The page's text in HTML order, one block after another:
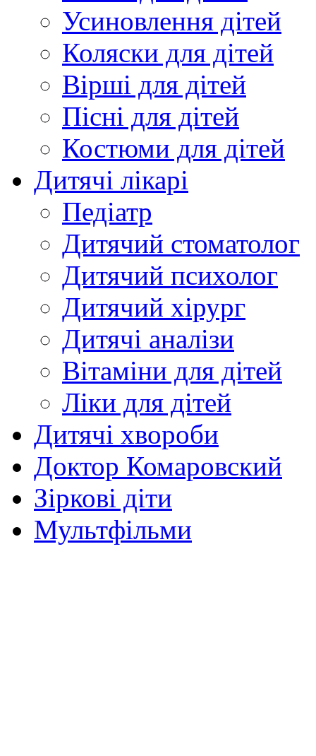
Усиновлення дітей
Коляски для дітей
Вірші для дітей
Пісні для дітей
Костюми для дітей
Дитячі лікарі
Педіатр
Дитячий стоматолог
Дитячий психолог
Дитячий хірург
Дитячі аналізи
Вітаміни для дітей
Ліки для дітей
Дитячі хвороби
Доктор Комаровский
Зіркові діти
Мультфільми